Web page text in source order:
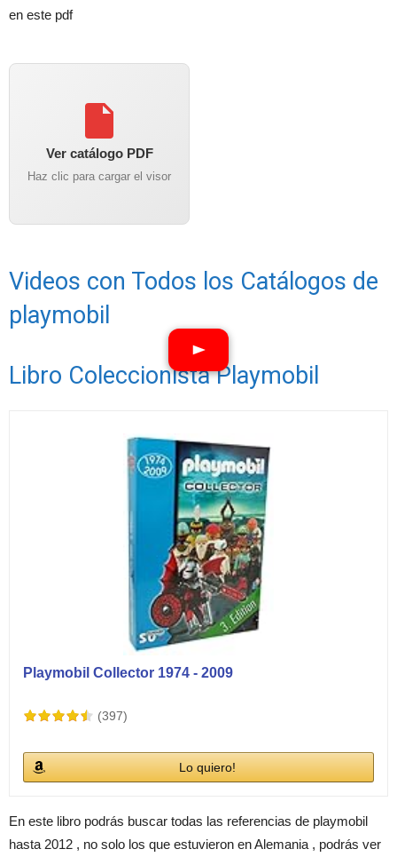
en este pdf
Ver catálogo PDF
Haz clic para cargar el visor
Videos con Todos los Catálogos de
playmobil
Libro Coleccionista Playmobil
Playmobil Collector 1974 - 2009
(397)
Lo quiero!
En este libro podrás buscar todas las referencias de playmobil
hasta 2012 , no solo los que estuvieron en Alemania , podrás ver